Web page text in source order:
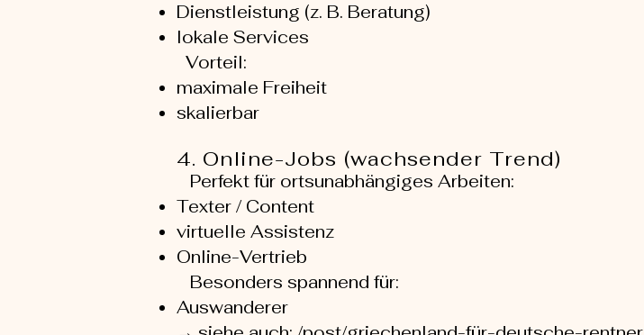
Dienstleistung (z. B. Beratung)
lokale Services
Vorteil:
maximale Freiheit
skalierbar
4. Online-Jobs (wachsender Trend)
Perfekt für ortsunabhängiges Arbeiten:
Texter / Content
virtuelle Assistenz
Online-Vertrieb
Besonders spannend für:
Auswanderer